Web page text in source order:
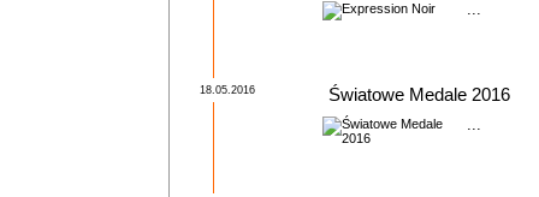
...
18.05.2016 Światowe Medale 2016
...